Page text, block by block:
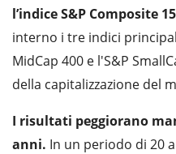
l’indice S&P Composite
interno i tre indici
MidCap 400 e l'S&P
della capitalizzazione del
I risultati peggiorano
anni. In un periodo di 20